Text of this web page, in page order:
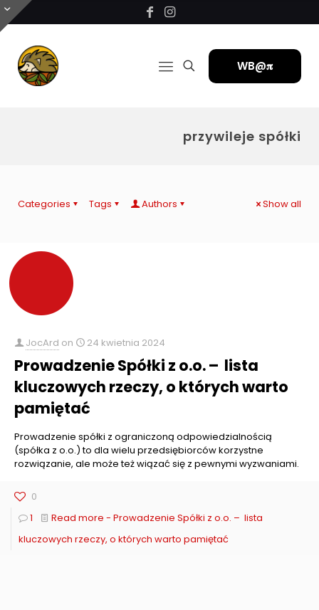
WB@𝛑
przywileje spółki
Categories Tags Authors Show all
JocArd on 24 kwietnia 2024
Prowadzenie Spółki z o.o. – lista
kluczowych rzeczy, o których warto
pamiętać
Prowadzenie spółki z ograniczoną odpowiedzialnością
(spółka z o.o.) to dla wielu przedsiębiorców korzystne
rozwiązanie, ale może też wiązać się z pewnymi wyzwaniami.
0
1
Read more - Prowadzenie Spółki z o.o. – lista
kluczowych rzeczy, o których warto pamiętać